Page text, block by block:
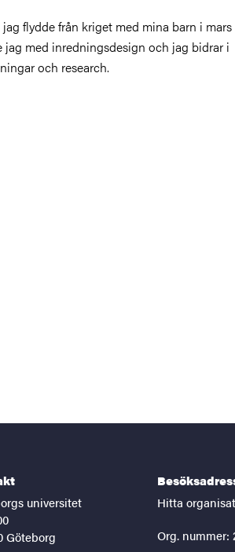
flydde från kriget med mina barn i mars
jag med inredningsdesign och jag bidrar i
och research.
universitet
Göteborg
Hitta
Org. nummer: